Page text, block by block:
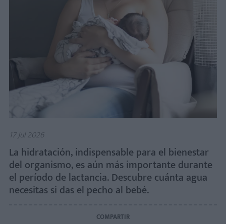
17 Jul 2026
La hidratación, indispensable para el bienestar
del organismo, es aún más importante durante
el período de lactancia. Descubre cuánta agua
necesitas si das el pecho al bebé.
COMPARTIR